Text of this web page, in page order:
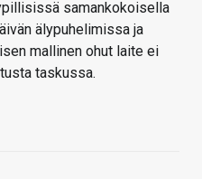
samankokoisella
älypuhelimissa ja
mallinen ohut laite ei
taskussa.